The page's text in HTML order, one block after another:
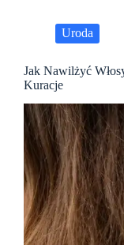
Uroda
Jak Nawilżyć
Kuracje